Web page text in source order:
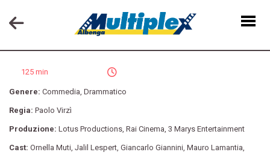
NOTTI MAGICHE
125 min
Genere: Commedia, Drammatico
Regia: Paolo Virzì
Produzione: Lotus Productions, Rai Cinema, 3 Marys Entertainment
Cast: Ornella Muti, Jalil Lespert, Giancarlo Giannini, Mauro Lamantia,